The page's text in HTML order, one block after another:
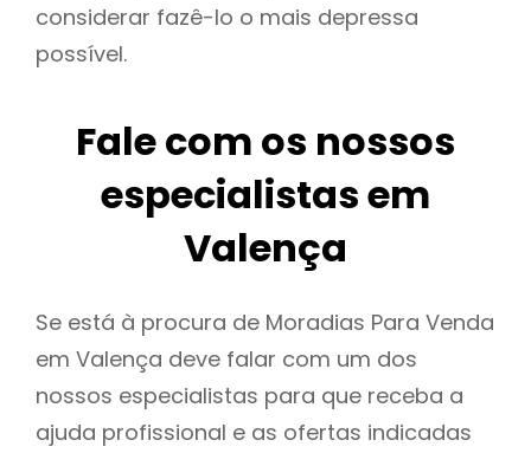
considerar fazê-lo o mais depressa
possível.
Fale com os nossos
especialistas em
Valença
Se está à procura de Moradias Para Venda
em Valença deve falar com um dos
nossos especialistas para que receba a
ajuda profissional e as ofertas indicadas